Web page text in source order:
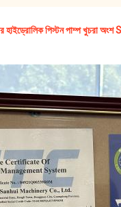
হাইড্রোলিক পিস্টন পাম্প খুচরা